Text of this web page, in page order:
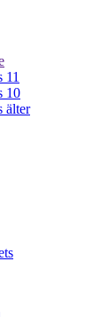
11
10
älter